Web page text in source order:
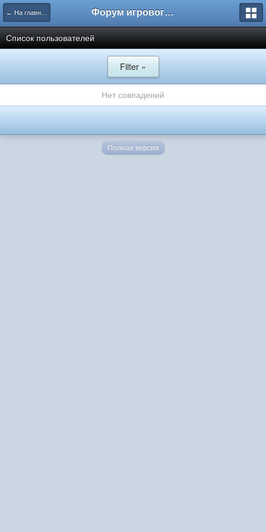
← На главную Форум игрового проекта Riverrise
Список пользователей
Filter »
Нет совпадений
Полная версия